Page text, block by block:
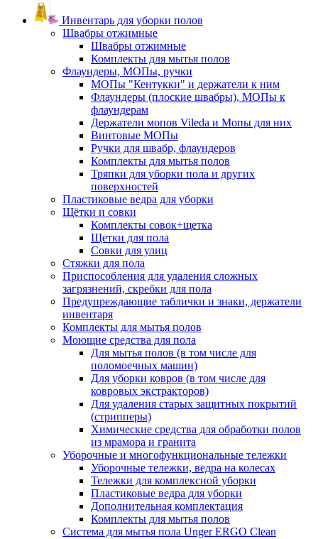
Инвентарь для уборки полов
Швабры отжимные
Швабры отжимные
Комплекты для мытья полов
Флаундеры, МОПы, ручки
МОПы "Кентукки" и держатели к ним
Флаундеры (плоские швабры), МОПы к
флаундерам
Держатели мопов Vileda и Мопы для них
Винтовые МОПы
Ручки для швабр, флаундеров
Комплекты для мытья полов
Тряпки для уборки пола и других
поверхностей
Пластиковые ведра для уборки
Щётки и совки
Комплекты совок+щетка
Щетки для пола
Совки для улиц
Стяжки для пола
Приспособления для удаления сложных
загрязнений, скребки для пола
Предупреждающие таблички и знаки, держатели
инвентаря
Комплекты для мытья полов
Моющие средства для пола
Для мытья полов (в том числе для
поломоечных машин)
Для уборки ковров (в том числе для
ковровых экстракторов)
Для удаления старых защитных покрытий
(стрипперы)
Химические средства для обработки полов
из мрамора и гранита
Уборочные и многофункциональные тележки
Уборочные тележки, ведра на колесах
Тележки для комплексной уборки
Пластиковые ведра для уборки
Дополнительная комплектация
Комплекты для мытья полов
Система для мытья пола Unger ERGO Clean